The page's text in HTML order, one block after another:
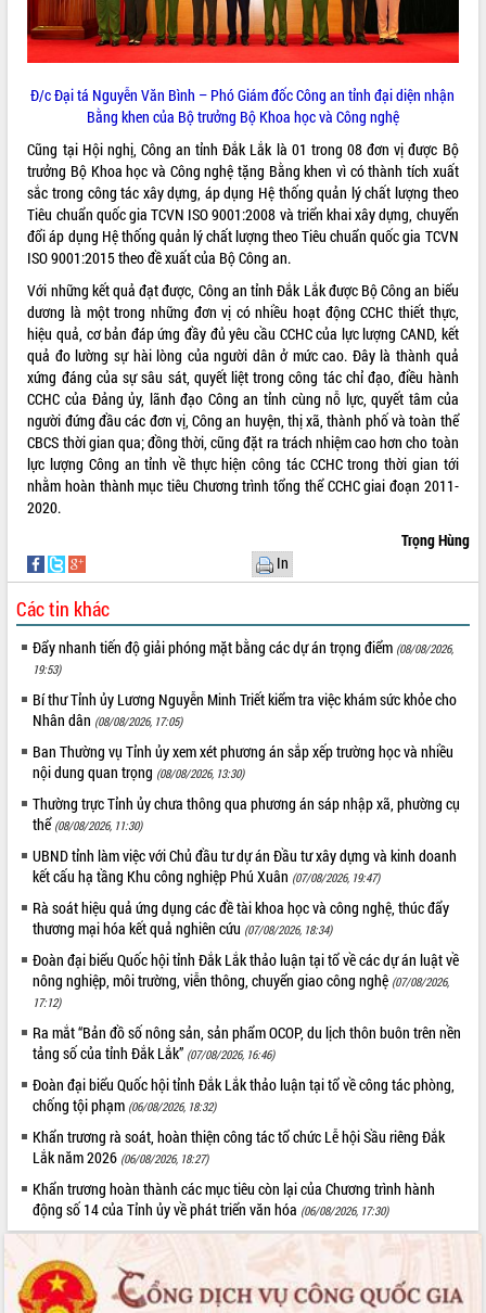
VIDEO
Khám bệnh, cấp phát thuốc miễn phí
và tặng quà người dân xã Cư Pui
Hội nghị UBND tỉnh Đắk Lắk thường kỳ
tháng 7/2026
Lễ truy tặng danh hiệu “Bà Mẹ Việt
Nam Anh hùng” và trao Huân chương
Lao động
UBND tỉnh Đắk Lắk triển khai nhiệm
vụ 6 tháng cuối năm 2026
Kỳ họp thứ Hai, Hội đồng nhân dân
tỉnh khóa XI quyết nghị nhiều nội dung
quan trọng
Bí thư Tỉnh ủy Lương Nguyễn Minh
Triết thăm, tặng quà người có công với
cách mạng
Rà soát, hoàn thiện hệ thống thiết chế
văn hóa, thể thao đáp ứng yêu cầu
phát triển mới
Thường trực HĐND tỉnh Đắk Lắk gặp
mặt Đoàn chuyên gia y tế TP. Hồ Chí
Minh
Lễ truy điệu và an táng hài cốt liệt sĩ
tại Nghĩa trang Liệt sĩ xã Sơn Hòa
Bàn giải pháp tháo gỡ khó khăn trong
xuất khẩu sầu riêng và triển khai quy
định EUDR
Thứ trưởng Bộ Nông nghiệp và Môi
trường Nguyễn Hoàng Hiệp khảo sát
sầu riêng tại Đắk Lắk
Trình diễn nghệ thuật chế biến các
ALBUM ẢNH
LIÊN KẾT WEB
Hôm nay: 40128
Tất cả: 66085451
Đ/c Đại tá Nguyễn Văn Bình – Phó Giám đốc Công an tỉnh đại diện nhận
Bằng khen của Bộ trưởng Bộ Khoa học và Công nghệ
Cũng tại Hội nghị, Công an tỉnh Đắk Lắk là 01 trong 08 đơn vị được Bộ
trưởng Bộ Khoa học và Công nghệ tặng Bằng khen vì có thành tích xuất
sắc trong công tác xây dựng, áp dụng Hệ thống quản lý chất lượng theo
Tiêu chuẩn quốc gia TCVN ISO 9001:2008 và triển khai xây dựng, chuyển
đổi áp dụng Hệ thống quản lý chất lượng theo Tiêu chuẩn quốc gia TCVN
ISO 9001:2015 theo đề xuất của Bộ Công an.
Với những kết quả đạt được, Công an tỉnh Đắk Lắk được Bộ Công an biểu
dương là một trong những đơn vị có nhiều hoạt động CCHC thiết thực,
hiệu quả, cơ bản đáp ứng đầy đủ yêu cầu CCHC của lực lượng CAND, kết
quả đo lường sự hài lòng của người dân ở mức cao. Đây là thành quả
xứng đáng của sự sâu sát, quyết liệt trong công tác chỉ đạo, điều hành
CCHC của Đảng ủy, lãnh đạo Công an tỉnh cùng nỗ lực, quyết tâm của
người đứng đầu các đơn vị, Công an huyện, thị xã, thành phố và toàn thể
CBCS thời gian qua; đồng thời, cũng đặt ra trách nhiệm cao hơn cho toàn
lực lượng Công an tỉnh về thực hiện công tác CCHC trong thời gian tới
nhằm hoàn thành mục tiêu Chương trình tổng thể CCHC giai đoạn 2011-
2020.
Trọng Hùng
In
Các tin khác
Đẩy nhanh tiến độ giải phóng mặt bằng các dự án trọng điểm (08/08/2026,
19:53)
Bí thư Tỉnh ủy Lương Nguyễn Minh Triết kiểm tra việc khám sức khỏe cho
Nhân dân (08/08/2026, 17:05)
Ban Thường vụ Tỉnh ủy xem xét phương án sắp xếp trường học và nhiều
nội dung quan trọng (08/08/2026, 13:30)
Thường trực Tỉnh ủy chưa thông qua phương án sáp nhập xã, phường cụ
thể (08/08/2026, 11:30)
UBND tỉnh làm việc với Chủ đầu tư dự án Đầu tư xây dựng và kinh doanh
kết cấu hạ tầng Khu công nghiệp Phú Xuân (07/08/2026, 19:47)
Rà soát hiệu quả ứng dụng các đề tài khoa học và công nghệ, thúc đẩy
thương mại hóa kết quả nghiên cứu (07/08/2026, 18:34)
Đoàn đại biểu Quốc hội tỉnh Đắk Lắk thảo luận tại tổ về các dự án luật về
nông nghiệp, môi trường, viễn thông, chuyển giao công nghệ (07/08/2026,
17:12)
Ra mắt “Bản đồ số nông sản, sản phẩm OCOP, du lịch thôn buôn trên nền
tảng số của tỉnh Đắk Lắk” (07/08/2026, 16:46)
Đoàn đại biểu Quốc hội tỉnh Đắk Lắk thảo luận tại tổ về công tác phòng,
chống tội phạm (06/08/2026, 18:32)
Khẩn trương rà soát, hoàn thiện công tác tổ chức Lễ hội Sầu riêng Đắk
Lắk năm 2026 (06/08/2026, 18:27)
Khẩn trương hoàn thành các mục tiêu còn lại của Chương trình hành
động số 14 của Tỉnh ủy về phát triển văn hóa (06/08/2026, 17:30)